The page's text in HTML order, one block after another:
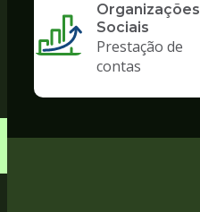
Organizações
Sociais
Prestação de
contas